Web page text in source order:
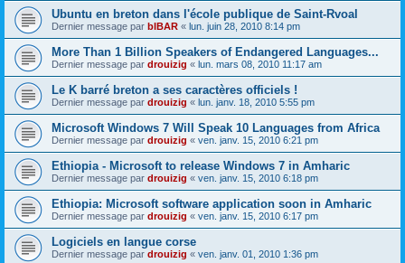
Ubuntu en breton dans l'école publique de Saint-Rvoal
Dernier message par bIBAR « lun. juin 28, 2010 8:14 pm
More Than 1 Billion Speakers of Endangered Languages...
Dernier message par drouizig « lun. mars 08, 2010 11:17 am
Le K barré breton a ses caractères officiels !
Dernier message par drouizig « lun. janv. 18, 2010 5:55 pm
Microsoft Windows 7 Will Speak 10 Languages from Africa
Dernier message par drouizig « ven. janv. 15, 2010 6:21 pm
Ethiopia - Microsoft to release Windows 7 in Amharic
Dernier message par drouizig « ven. janv. 15, 2010 6:18 pm
Ethiopia: Microsoft software application soon in Amharic
Dernier message par drouizig « ven. janv. 15, 2010 6:17 pm
Logiciels en langue corse
Dernier message par drouizig « ven. janv. 01, 2010 1:36 pm